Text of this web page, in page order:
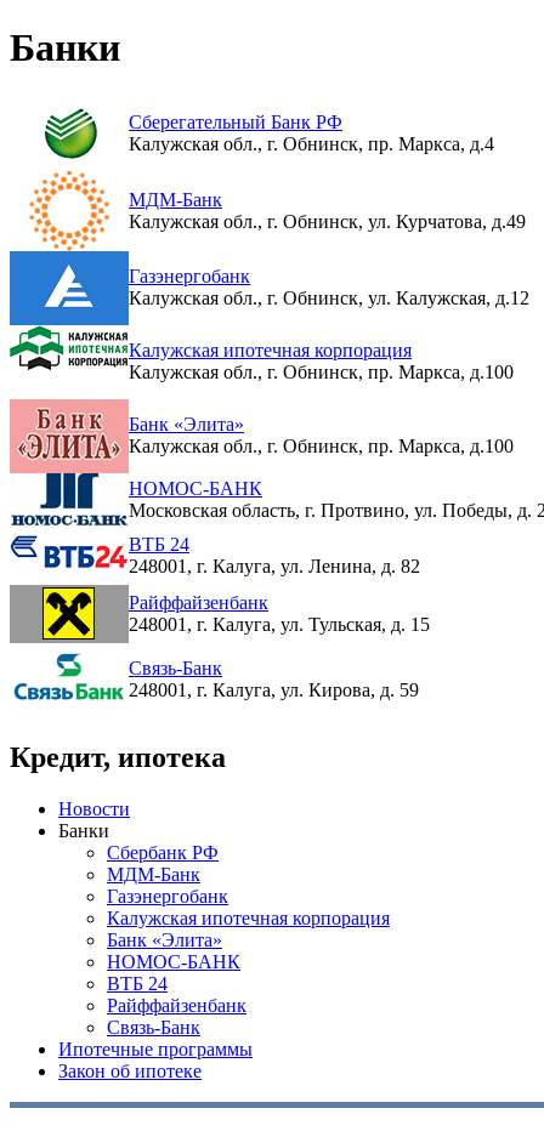
Банки
Сберегательный Банк РФ
Калужская обл., г. Обнинск, пр. Маркса, д.4
МДМ-Банк
Калужская обл., г. Обнинск, ул. Курчатова, д.49
Газэнергобанк
Калужская обл., г. Обнинск, ул. Калужская, д.12
Калужская ипотечная корпорация
Калужская обл., г. Обнинск, пр. Маркса, д.100
Банк «Элита»
Калужская обл., г. Обнинск, пр. Маркса, д.100
НОМОС-БАНК
Московская область, г. Протвино, ул. Победы, д.
ВТБ 24
248001, г. Калуга, ул. Ленина, д. 82
Райффайзенбанк
248001, г. Калуга, ул. Тульская, д. 15
Связь-Банк
248001, г. Калуга, ул. Кирова, д. 59
Кредит, ипотека
Новости
Банки
Сбербанк РФ
МДМ-Банк
Газэнергобанк
Калужская ипотечная корпорация
Банк «Элита»
НОМОС-БАНК
ВТБ 24
Райффайзенбанк
Связь-Банк
Ипотечные программы
Закон об ипотеке